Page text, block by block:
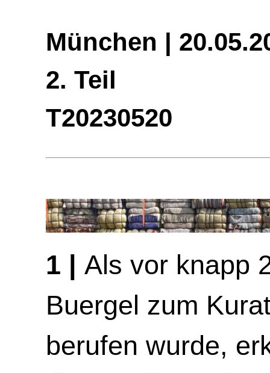
München |
2. Teil
T20230520
1 | Als vor knapp
Buergel zum
berufen wurde,